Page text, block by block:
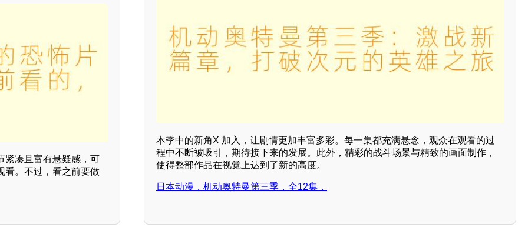
紧凑且富有悬疑感，可
看。不过，看之前要做
本季中的新角X 加入，让剧情更加丰富多彩。每一集都充满悬念，观众在观看的过
程中不断被吸引，期待接下来的发展。此外，精彩的战斗场景与精致的画面制作，
使得整部作品在视觉上达到了新的高度。
日本动漫，机动奥特曼第三季，全12集，